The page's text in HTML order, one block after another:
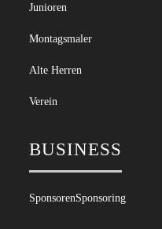
Junioren
Montagsmaler
Alte Herren
Verein
BUSINESS
SponsorenSponsoring